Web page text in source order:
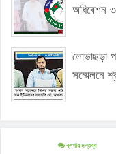
অধিবেশন
লোভাছড়া
সম্মেলনে
ব্লগার মন্তব্য